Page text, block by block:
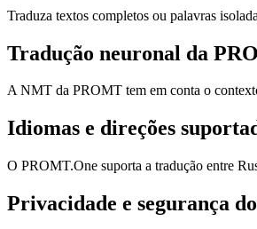
Traduza textos completos ou palavras
Tradução neuronal da
A NMT da PROMT tem em conta o
Idiomas e direções
O PROMT.One suporta a tradução entre
Privacidade e segurança